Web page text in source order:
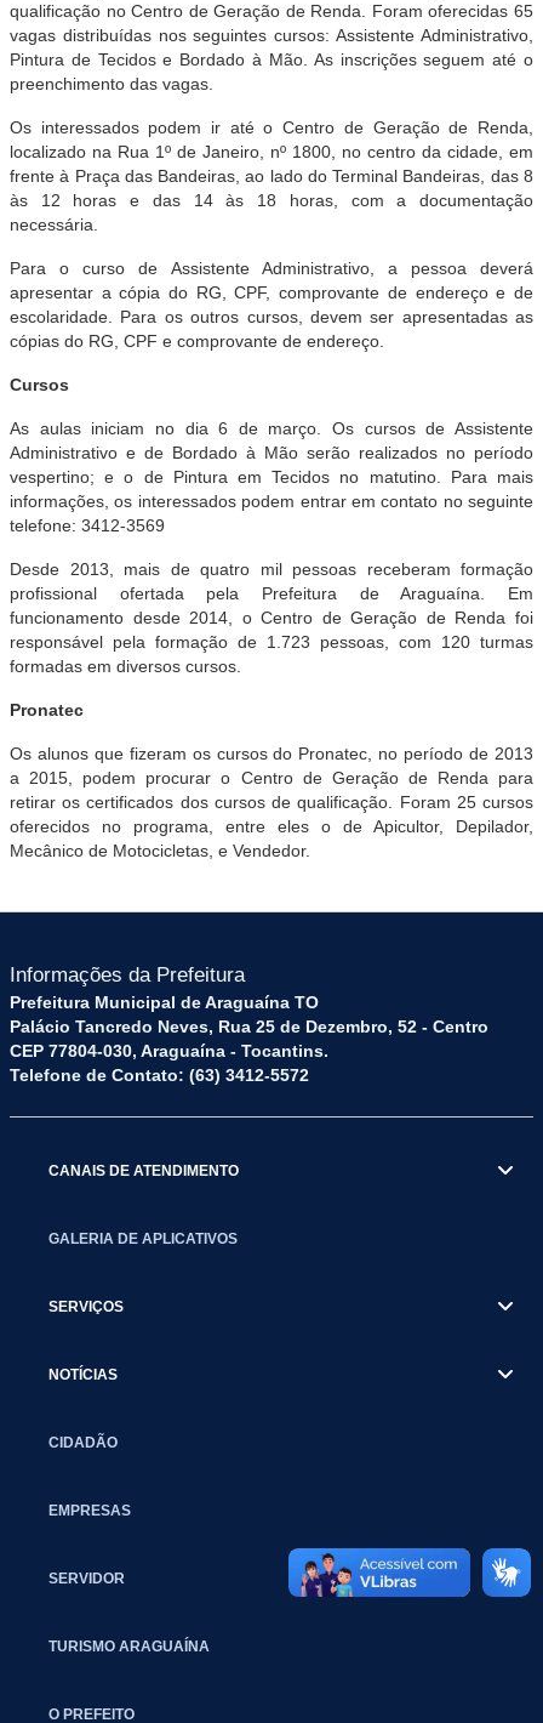
qualificação no Centro de Geração de Renda. Foram oferecidas 65
vagas distribuídas nos seguintes cursos: Assistente Administrativo,
Pintura de Tecidos e Bordado à Mão. As inscrições seguem até o
preenchimento das vagas.
Os interessados podem ir até o Centro de Geração de Renda,
localizado na Rua 1º de Janeiro, nº 1800, no centro da cidade, em
frente à Praça das Bandeiras, ao lado do Terminal Bandeiras, das 8
às 12 horas e das 14 às 18 horas, com a documentação
necessária.
Para o curso de Assistente Administrativo, a pessoa deverá
apresentar a cópia do RG, CPF, comprovante de endereço e de
escolaridade. Para os outros cursos, devem ser apresentadas as
cópias do RG, CPF e comprovante de endereço.
Cursos
As aulas iniciam no dia 6 de março. Os cursos de Assistente
Administrativo e de Bordado à Mão serão realizados no período
vespertino; e o de Pintura em Tecidos no matutino. Para mais
informações, os interessados podem entrar em contato no seguinte
telefone: 3412-3569
Desde 2013, mais de quatro mil pessoas receberam formação
profissional ofertada pela Prefeitura de Araguaína. Em
funcionamento desde 2014, o Centro de Geração de Renda foi
responsável pela formação de 1.723 pessoas, com 120 turmas
formadas em diversos cursos.
Pronatec
Os alunos que fizeram os cursos do Pronatec, no período de 2013
a 2015, podem procurar o Centro de Geração de Renda para
retirar os certificados dos cursos de qualificação. Foram 25 cursos
oferecidos no programa, entre eles o de Apicultor, Depilador,
Mecânico de Motocicletas, e Vendedor.
Informações da Prefeitura
Prefeitura Municipal de Araguaína TO
Palácio Tancredo Neves, Rua 25 de Dezembro, 52 - Centro
CEP 77804-030, Araguaína - Tocantins.
Telefone de Contato: (63) 3412-5572
CANAIS DE ATENDIMENTO
GALERIA DE APLICATIVOS
SERVIÇOS
NOTÍCIAS
CIDADÃO
EMPRESAS
SERVIDOR
TURISMO ARAGUAÍNA
O PREFEITO